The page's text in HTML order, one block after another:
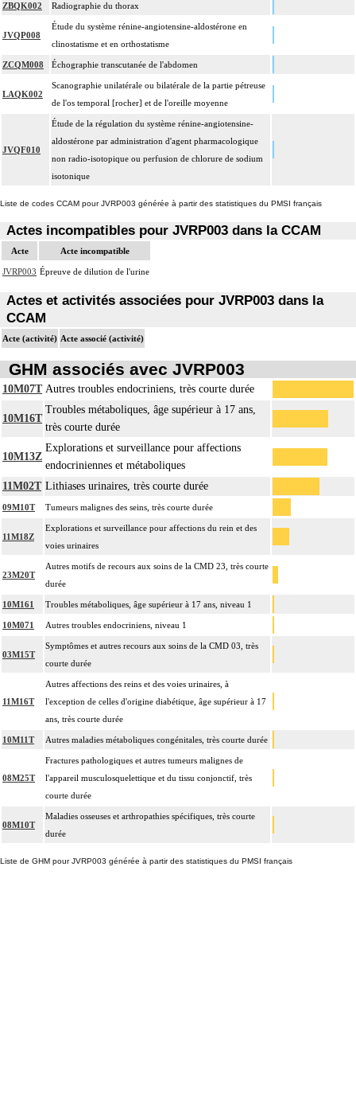
ZBQK002 Radiographie du thorax
JVQP008
Étude du système rénine-angiotensine-aldostérone en
clinostatisme et en orthostatisme
ZCQM008 Échographie transcutanée de l'abdomen
LAQK002
Scanographie unilatérale ou bilatérale de la partie pétreuse
de l'os temporal [rocher] et de l'oreille moyenne
JVQF010
Étude de la régulation du système rénine-angiotensine-
aldostérone par administration d'agent pharmacologique
non radio-isotopique ou perfusion de chlorure de sodium
isotonique
Liste de codes CCAM pour JVRP003 générée à partir des statistiques du PMSI français
Actes incompatibles pour JVRP003 dans la CCAM
Acte Acte incompatible
JVRP003 Épreuve de dilution de l'urine
Actes et activités associées pour JVRP003 dans la
CCAM
Acte (activité) Acte associé (activité)
GHM associés avec JVRP003
10M07T Autres troubles endocriniens, très courte durée
10M16T
Troubles métaboliques, âge supérieur à 17 ans,
très courte durée
10M13Z
Explorations et surveillance pour affections
endocriniennes et métaboliques
11M02T Lithiases urinaires, très courte durée
09M10T Tumeurs malignes des seins, très courte durée
11M18Z
Explorations et surveillance pour affections du rein et des
voies urinaires
23M20T
Autres motifs de recours aux soins de la CMD 23, très courte
durée
10M161 Troubles métaboliques, âge supérieur à 17 ans, niveau 1
10M071 Autres troubles endocriniens, niveau 1
03M15T
Symptômes et autres recours aux soins de la CMD 03, très
courte durée
11M16T
Autres affections des reins et des voies urinaires, à
l'exception de celles d'origine diabétique, âge supérieur à 17
ans, très courte durée
10M11T Autres maladies métaboliques congénitales, très courte durée
08M25T
Fractures pathologiques et autres tumeurs malignes de
l'appareil musculosquelettique et du tissu conjonctif, très
courte durée
08M10T
Maladies osseuses et arthropathies spécifiques, très courte
durée
Liste de GHM pour JVRP003 générée à partir des statistiques du PMSI français